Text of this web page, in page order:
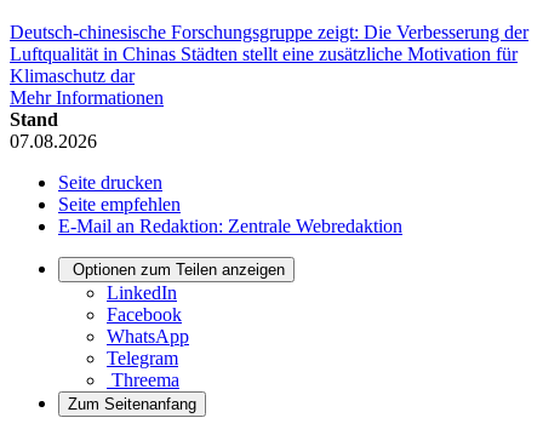
Deutsch-chinesische Forschungsgruppe zeigt: Die Verbesserung der
Luftqualität in Chinas Städten stellt eine zusätzliche Motivation für
Klimaschutz dar
Mehr Informationen
Stand
07.08.2026
Seite drucken
Seite empfehlen
E-Mail an Redaktion: Zentrale Webredaktion
Optionen zum Teilen anzeigen
LinkedIn
Facebook
WhatsApp
Telegram
Threema
Zum Seitenanfang